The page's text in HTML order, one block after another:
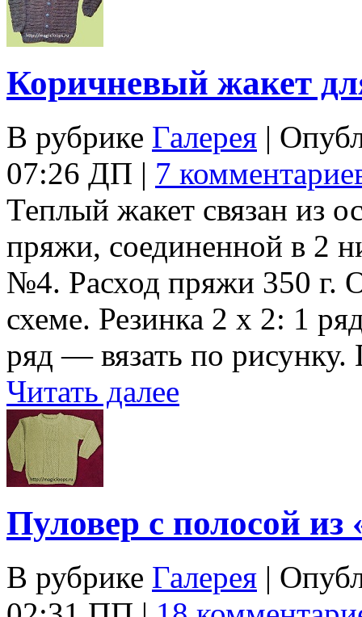
Коричневый жакет
В рубрике Галерея |
07:26 ДП | 7
Теплый жакет связан из
пряжи, соединенной в 2
№4. Расход пряжи 350 г.
схеме. Резинка 2 х 2: 1
ряд — вязать по
Читать далее
Пуловер с полосой из
В рубрике Галерея |